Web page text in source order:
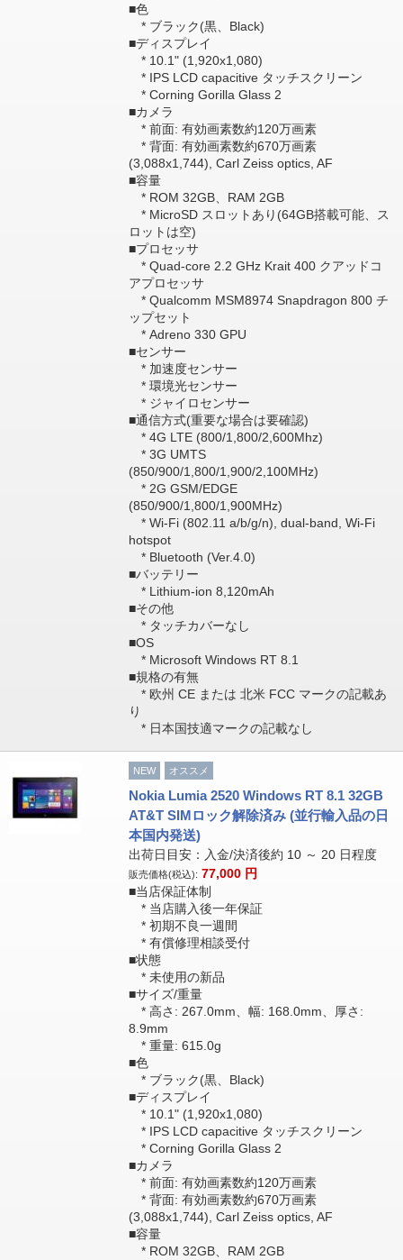
■色
* ブラック(黒、Black)
■ディスプレイ
* 10.1" (1,920x1,080)
* IPS LCD capacitive タッチスクリーン
* Corning Gorilla Glass 2
■カメラ
* 前面: 有効画素数約120万画素
* 背面: 有効画素数約670万画素
(3,088x1,744), Carl Zeiss optics, AF
■容量
* ROM 32GB、RAM 2GB
* MicroSD スロットあり(64GB搭載可能、ス
ロットは空)
■プロセッサ
* Quad-core 2.2 GHz Krait 400 クアッドコ
アプロセッサ
* Qualcomm MSM8974 Snapdragon 800 チ
ップセット
* Adreno 330 GPU
■センサー
* 加速度センサー
* 環境光センサー
* ジャイロセンサー
■通信方式(重要な場合は要確認)
* 4G LTE (800/1,800/2,600Mhz)
* 3G UMTS
(850/900/1,800/1,900/2,100MHz)
* 2G GSM/EDGE
(850/900/1,800/1,900MHz)
* Wi-Fi (802.11 a/b/g/n), dual-band, Wi-Fi
hotspot
* Bluetooth (Ver.4.0)
■バッテリー
* Lithium-ion 8,120mAh
■その他
* タッチカバーなし
■OS
* Microsoft Windows RT 8.1
■規格の有無
* 欧州 CE または 北米 FCC マークの記載あ
り
* 日本国技適マークの記載なし
NEW オススメ
Nokia Lumia 2520 Windows RT 8.1 32GB
AT&T SIMロック解除済み (並行輸入品の日
本国内発送)
出荷日目安：入金/決済後約 10 ～ 20 日程度
販売価格(税込): 77,000 円
■当店保証体制
* 当店購入後一年保証
* 初期不良一週間
* 有償修理相談受付
■状態
* 未使用の新品
■サイズ/重量
* 高さ: 267.0mm、幅: 168.0mm、厚さ:
8.9mm
* 重量: 615.0g
■色
* ブラック(黒、Black)
■ディスプレイ
* 10.1" (1,920x1,080)
* IPS LCD capacitive タッチスクリーン
* Corning Gorilla Glass 2
■カメラ
* 前面: 有効画素数約120万画素
* 背面: 有効画素数約670万画素
(3,088x1,744), Carl Zeiss optics, AF
■容量
* ROM 32GB、RAM 2GB